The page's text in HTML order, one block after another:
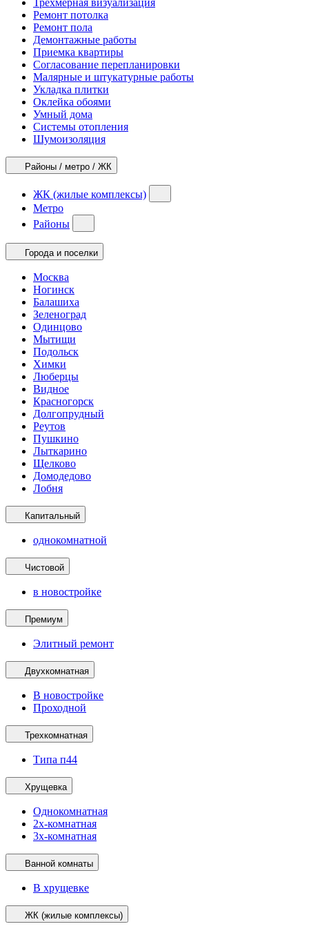
Трехмерная визуализация
Ремонт потолка
Ремонт пола
Демонтажные работы
Приемка квартиры
Согласование перепланировки
Малярные и штукатурные работы
Укладка плитки
Оклейка обоями
Умный дома
Системы отопления
Шумоизоляция
Районы / метро / ЖК
ЖК (жилые комплексы)
Метро
Районы
Города и поселки
Москва
Ногинск
Балашиха
Зеленоград
Одинцово
Мытищи
Подольск
Химки
Люберцы
Видное
Красногорск
Долгопрудный
Реутов
Пушкино
Лыткарино
Щелково
Домодедово
Лобня
Капитальный
однокомнатной
Чистовой
в новостройке
Премиум
Элитный ремонт
Двухкомнатная
В новостройке
Проходной
Трехкомнатная
Типа п44
Хрущевка
Однокомнатная
2х-комнатная
3х-комнатная
Ванной комнаты
В хрущевке
ЖК (жилые комплексы)